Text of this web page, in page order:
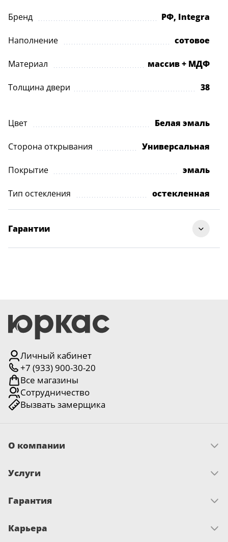
Бренд РФ, Integra
Наполнение сотовое
Материал массив + МДФ
Толщина двери 38
Цвет Белая эмаль
Сторона открывания Универсальная
Покрытие эмаль
Тип остекления остекленная
Гарантии
Личный кабинет
+7 (933) 900-30-20
Все магазины
Сотрудничество
Вызвать замерщика
О компании
Миссия и ценности
Новости
Услуги
Замер
Гарантия
Сертификаты
Карьера